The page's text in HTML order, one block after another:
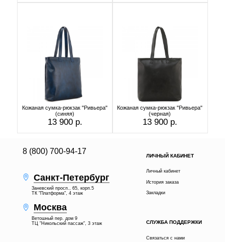
Кожаная сумка-рюкзак "Ривьера"
(синяя)
13 900 р.
Кожаная сумка-рюкзак "Ривьера"
(черная)
13 900 р.
8 (800) 700-94-17
Санкт-Петербург
Заневский просп., 65, корп.5
ТК "Платформа", 4 этаж
Москва
Ветошный пер. дом 9
ТЦ "Никольский пассаж", 3 этаж
ЛИЧНЫЙ КАБИНЕТ
Личный кабинет
История заказа
Закладки
СЛУЖБА ПОДДЕРЖКИ
Связаться с нами